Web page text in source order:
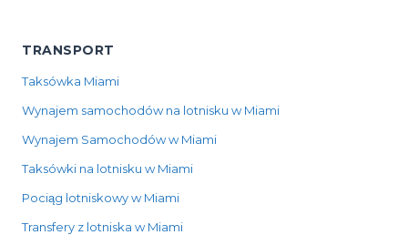
TRANSPORT
Taksówka Miami
Wynajem samochodów na lotnisku w Miami
Wynajem Samochodów w Miami
Taksówki na lotnisku w Miami
Pociąg lotniskowy w Miami
Transfery z lotniska w Miami